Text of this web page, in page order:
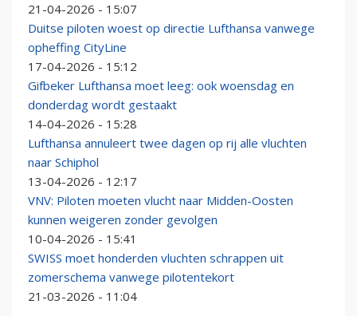
21-04-2026 - 15:07
Duitse piloten woest op directie Lufthansa vanwege
opheffing CityLine
17-04-2026 - 15:12
Gifbeker Lufthansa moet leeg: ook woensdag en
donderdag wordt gestaakt
14-04-2026 - 15:28
Lufthansa annuleert twee dagen op rij alle vluchten
naar Schiphol
13-04-2026 - 12:17
VNV: Piloten moeten vlucht naar Midden-Oosten
kunnen weigeren zonder gevolgen
10-04-2026 - 15:41
SWISS moet honderden vluchten schrappen uit
zomerschema vanwege pilotentekort
21-03-2026 - 11:04